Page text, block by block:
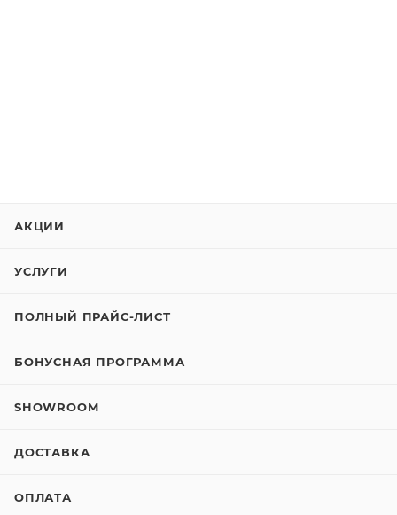
АКЦИИ
УСЛУГИ
ПОЛНЫЙ ПРАЙС-ЛИСТ
БОНУСНАЯ ПРОГРАММА
SHOWROOM
ДОСТАВКА
ОПЛАТА